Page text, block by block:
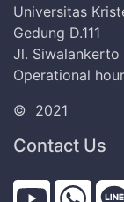
Universitas
Gedung D.111
Jl. Siwalankerto
Operational
© 2021
Contact Us